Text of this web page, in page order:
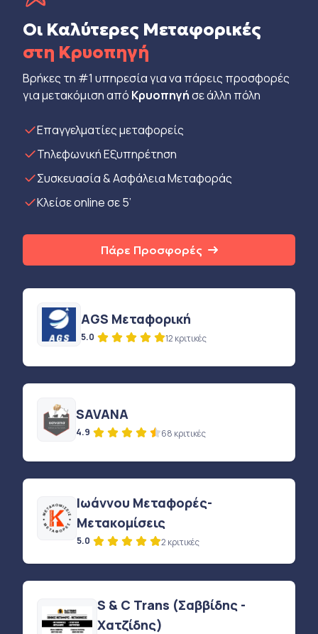
Οι Καλύτερες Μεταφορικές
στη Κρυοπηγή
Βρήκες τη #1 υπηρεσία για να πάρεις προσφορές
για μετακόμιση από Κρυοπηγήσε άλλη πόλη
Eπαγγελματίες μεταφορείς
Τηλεφωνική Εξυπηρέτηση
Συσκευασία & Ασφάλεια Μεταφοράς
Κλείσε online σε 5’
Πάρε Προσφορές
AGS Μεταφορική
5.0 12 κριτικές
SAVANA
4.9 68 κριτικές
Ιωάννου Μεταφορές-
Μετακομίσεις
5.0 2 κριτικές
S & C Trans (Σαββίδης -
Χατζίδης)